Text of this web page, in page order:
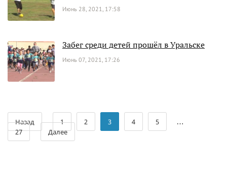
Июнь 28, 2021, 17:58
Забег среди детей прошёл в Уральске
Июнь 07, 2021, 17:26
Назад 1 2 3 4 5 …
27 Далее